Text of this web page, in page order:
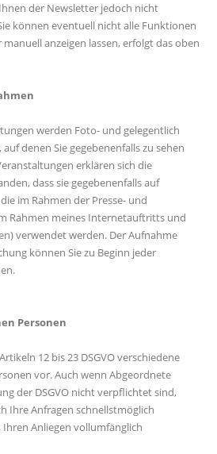
der Newsletter jedoch nicht
können eventuell nicht alle Funktionen
anzeigen lassen, erfolgt das oben
werden Foto- und gelegentlich
denen Sie gegebenenfalls zu sehen
erklären sich die
dass sie gegebenenfalls auf
im Rahmen der Presse- und
Rahmen meines Internetauftritts und
verwendet werden. Der Aufnahme
können Sie zu Beginn jeder
Personen
12 bis 23 DSGVO verschiedene
vor. Auch wenn Abgeordnete
der DSGVO nicht verpflichtet sind,
Ihre Anfragen schnellstmöglich
Anliegen vollumfänglich